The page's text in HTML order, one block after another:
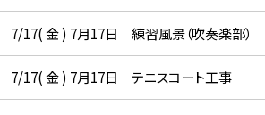
7/17( 金 ) 7月17日 練習風景（吹奏楽部）
7/17( 金 ) 7月17日 テニスコート工事